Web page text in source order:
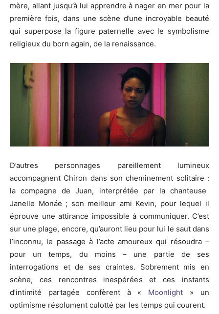
mère, allant jusqu’à lui apprendre à nager en mer pour la
première fois, dans une scène d’une incroyable beauté
qui superpose la figure paternelle avec le symbolisme
religieux du born again, de la renaissance.
D’autres personnages pareillement lumineux
accompagnent Chiron dans son cheminement solitaire :
la compagne de Juan, interprétée par la chanteuse
Janelle Monáe ; son meilleur ami Kevin, pour lequel il
éprouve une attirance impossible à communiquer. C’est
sur une plage, encore, qu’auront lieu pour lui le saut dans
l’inconnu, le passage à l’acte amoureux qui résoudra –
pour un temps, du moins – une partie de ses
interrogations et de ses craintes. Sobrement mis en
scène, ces rencontres inespérées et ces instants
d’intimité partagée confèrent à « Moonlight » un
optimisme résolument culotté par les temps qui courent.